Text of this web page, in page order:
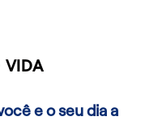
VIDA
e o seu dia a